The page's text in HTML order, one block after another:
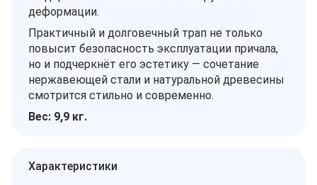
деформации.
Практичный и долговечный трап не только
повысит безопасность эксплуатации причала,
но и подчеркнёт его эстетику — сочетание
нержавеющей стали и натуральной древесины
смотрится стильно и современно.
Вес: 9,9 кг.
Характеристики